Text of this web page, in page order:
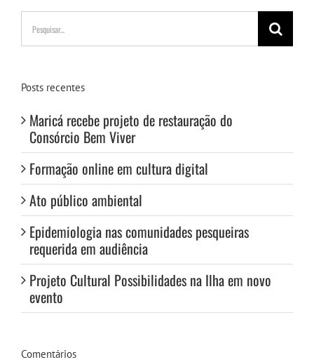
Buscar
resultados
para:
Posts recentes
Maricá recebe projeto de restauração do
Consórcio Bem Viver
Formação online em cultura digital
Ato público ambiental
Epidemiologia nas comunidades pesqueiras
requerida em audiência
Projeto Cultural Possibilidades na Ilha em novo
evento
Comentários